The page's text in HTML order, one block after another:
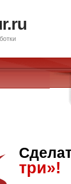
три»!